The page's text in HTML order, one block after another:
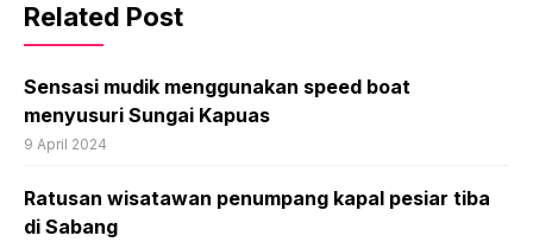
Related Post
Sensasi mudik menggunakan speed boat
menyusuri Sungai Kapuas
9 April 2024
Ratusan wisatawan penumpang kapal pesiar tiba
di Sabang